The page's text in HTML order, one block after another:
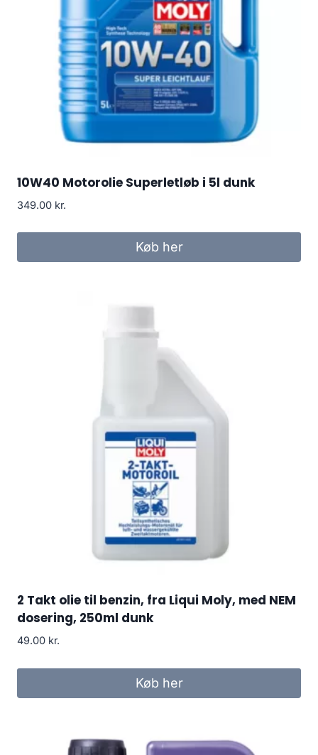
10W40 Motorolie Superletløb i 5l dunk
349.00 kr.
Køb her
2 Takt olie til benzin, fra Liqui Moly, med NEM
dosering, 250ml dunk
49.00 kr.
Køb her